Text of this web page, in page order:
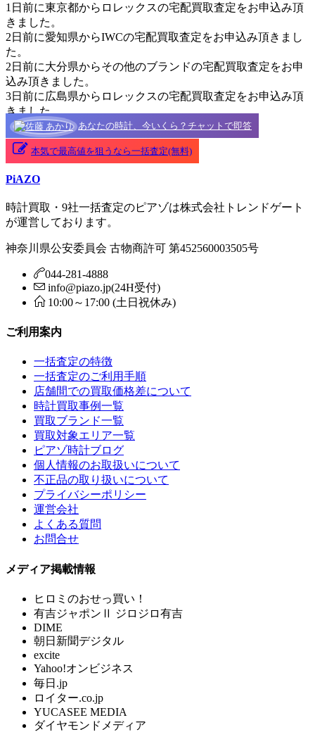
1日前に東京都からロレックスの宅配買取査定をお申込み頂
きました。
2日前に愛知県からIWCの宅配買取査定をお申込み頂きまし
た。
2日前に大分県からその他のブランドの宅配買取査定をお申
込み頂きました。
3日前に広島県からロレックスの宅配買取査定をお申込み頂
きました。
あなたの時計、今いくら？チャットで即答
本気で最高値を狙うなら一括査定(無料)
PiAZO
時計買取・9社一括査定のピアゾは株式会社トレンドゲート
が運営しております。
神奈川県公安委員会 古物商許可 第452560003505号
044-281-4888
info@piazo.jp(24H受付)
10:00～17:00 (土日祝休み)
ご利用案内
一括査定の特徴
一括査定のご利用手順
店舗間での買取価格差について
時計買取事例一覧
買取ブランド一覧
買取対象エリア一覧
ピアゾ時計ブログ
個人情報のお取扱いについて
不正品の取り扱いについて
プライバシーポリシー
運営会社
よくある質問
お問合せ
メディア掲載情報
ヒロミのおせっ買い！
有吉ジャポンⅡ ジロジロ有吉
DIME
朝日新聞デジタル
excite
Yahoo!オンビジネス
毎日.jp
ロイター.co.jp
YUCASEE MEDIA
ダイヤモンドメディア